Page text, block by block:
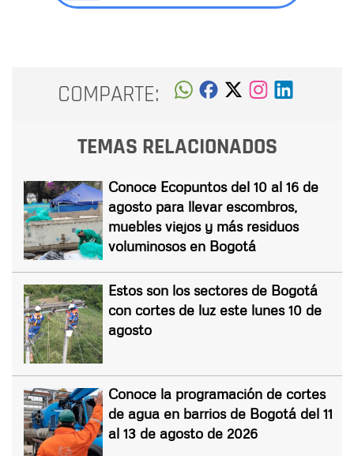
COMPARTE:
TEMAS RELACIONADOS
Conoce Ecopuntos del 10 al 16 de
agosto para llevar escombros,
muebles viejos y más residuos
voluminosos en Bogotá
Estos son los sectores de Bogotá
con cortes de luz este lunes 10 de
agosto
Conoce la programación de cortes
de agua en barrios de Bogotá del 11
al 13 de agosto de 2026